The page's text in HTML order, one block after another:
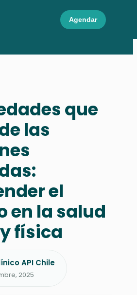
Agendar
que
las
el
en la salud
física
API Chile
2025